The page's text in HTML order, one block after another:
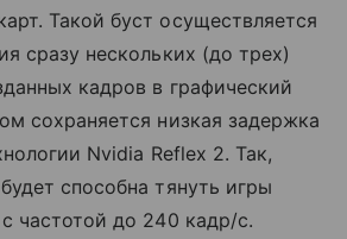
Такой буст осуществляется
сразу нескольких (до трех)
кадров в графический
сохраняется низкая задержка
Nvidia Reflex 2. Так,
способна тянуть игры
частотой до 240 кадр/с.